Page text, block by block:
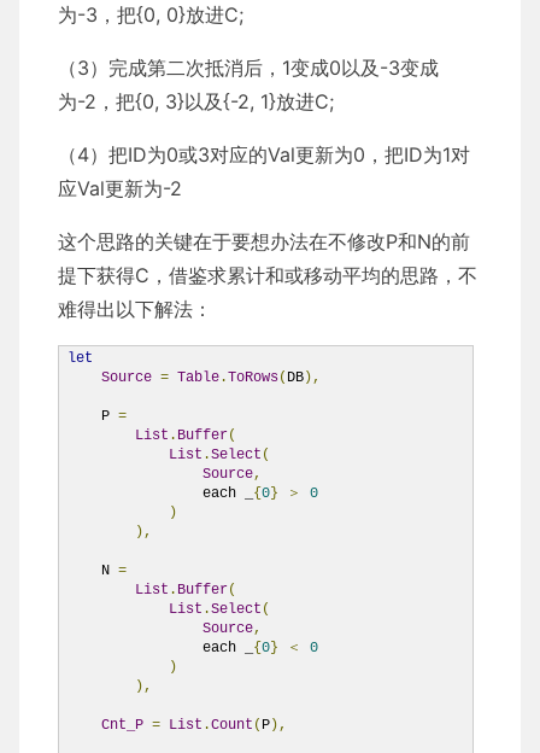
为-3，把{0, 0}放进C;
（3）完成第二次抵消后，1变成0以及-3变成
为-2，把{0, 3}以及{-2, 1}放进C;
（4）把ID为0或3对应的Val更新为0，把ID为1对
应Val更新为-2
这个思路的关键在于要想办法在不修改P和N的前
提下获得C，借鉴求累计和或移动平均的思路，不
难得出以下解法：
let
Source = Table .ToRows( DB),
    P
=
List . Buffer(
List .Select (
Source,
                each _
{0} ＞
0
)
),
    N
=
List . Buffer(
List .Select (
Source,
                each _
{0} ＜
0
)
),
Cnt_P = List .Count ( P),